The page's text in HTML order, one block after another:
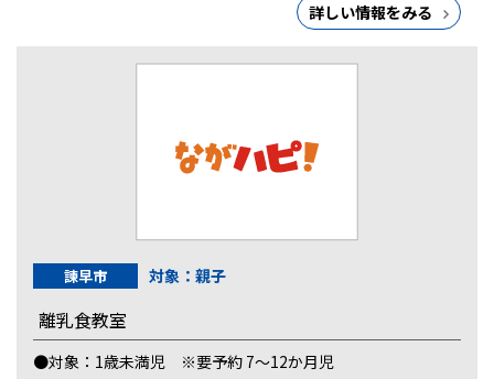
詳しい情報をみる
諫早市 対象：親子
離乳食教室
●対象：1歳未満児 ※要予約 7～12か月児